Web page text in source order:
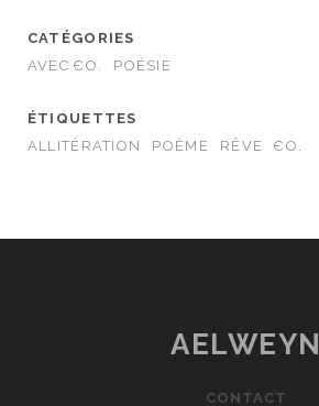
CATÉGORIES
AVEC ЄO.
POÉSIE
ÉTIQUETTES
ALLITÉRATION
POÈME RÊVE ЄO.
AELWEYN
CONTACT